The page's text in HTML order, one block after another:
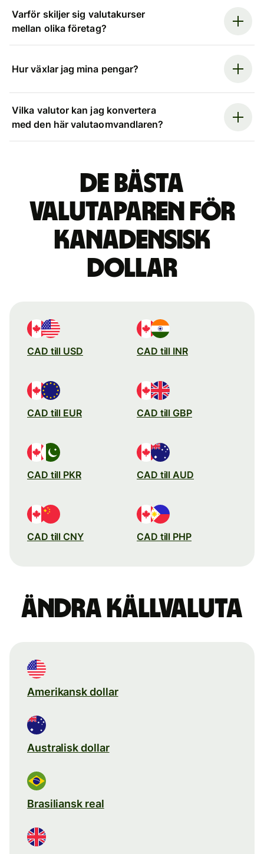
Varför skiljer sig valutakurser
mellan olika företag?
Hur växlar jag mina pengar?
Vilka valutor kan jag konvertera
med den här valutaomvandlaren?
De bästa
valutaparen för
kanadensisk
dollar
CAD till USD CAD till INR
CAD till EUR CAD till GBP
CAD till PKR CAD till AUD
CAD till CNY CAD till PHP
Ändra källvaluta
Amerikansk dollar
Australisk dollar
Brasiliansk real